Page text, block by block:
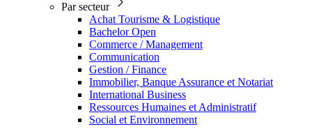
Par secteur
Achat Tourisme & Logistique
Bachelor Open
Commerce / Management
Communication
Gestion / Finance
Immobilier, Banque Assurance et Notariat
International Business
Ressources Humaines et Administratif
Social et Environnement